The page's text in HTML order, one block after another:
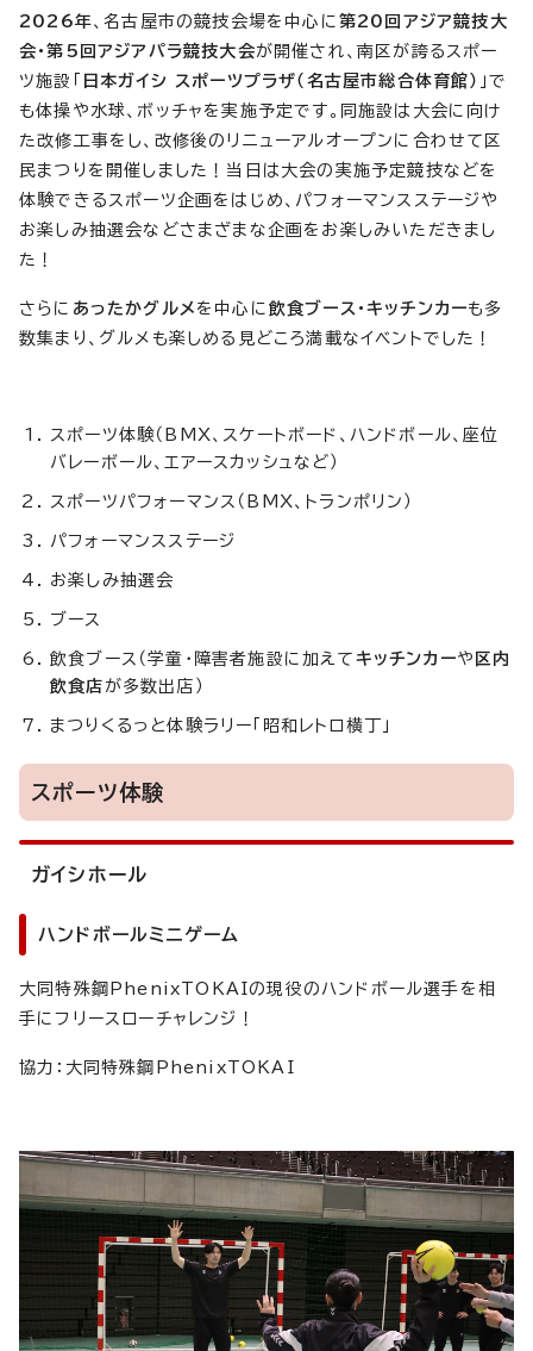
2026年、名古屋市の競技会場を中心に 第20回アジア競技大
会・第5回アジアパラ競技大会が開催され、南区が誇るスポー
ツ施設「 日本ガイシ スポーツプラザ（名古屋市総合体育館） 」で
も体操や水球、ボッチャを実施予定です。同施設は大会に向け
た改修工事をし、改修後のリニューアルオープンに合わせて区
民まつりを開催しました！当日は大会の実施予定競技などを
体験できるスポーツ企画をはじめ、パフォーマンスステージや
お楽しみ抽選会などさまざまな企画をお楽しみいただきまし
た！
さらに あったかグルメ を中心に 飲食ブース・キッチンカーも多
数集まり、グルメも楽しめる見どころ満載なイベントでした！
スポーツ体験（BMX、スケートボード、ハンドボール、座位
バレーボール、エアースカッシュなど）
スポーツパフォーマンス（BMX、トランポリン）
パフォーマンスステージ
お楽しみ抽選会
ブース
飲食ブース（学童・障害者施設に加えて キッチンカーや 区内
飲食店 が多数出店）
まつりくるっと体験ラリー「昭和レトロ横丁」
スポーツ体験
ガイシホール
ハンドボールミニゲーム
大同特殊鋼PhenixTOKAIの現役のハンドボール選手を相
手にフリースローチャレンジ！
協力：大同特殊鋼PhenixTOKAI